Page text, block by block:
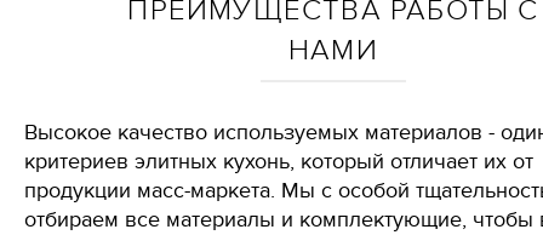
ПРЕИМУЩЕСТВА РАБОТЫ С
НАМИ
Высокое качество используемых материалов -
критериев элитных кухонь, который отличает их от
продукции масс-маркета. Мы с особой
отбираем все материалы и комплектующие, чтобы